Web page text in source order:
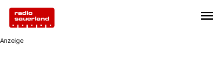
menu
Anzeige